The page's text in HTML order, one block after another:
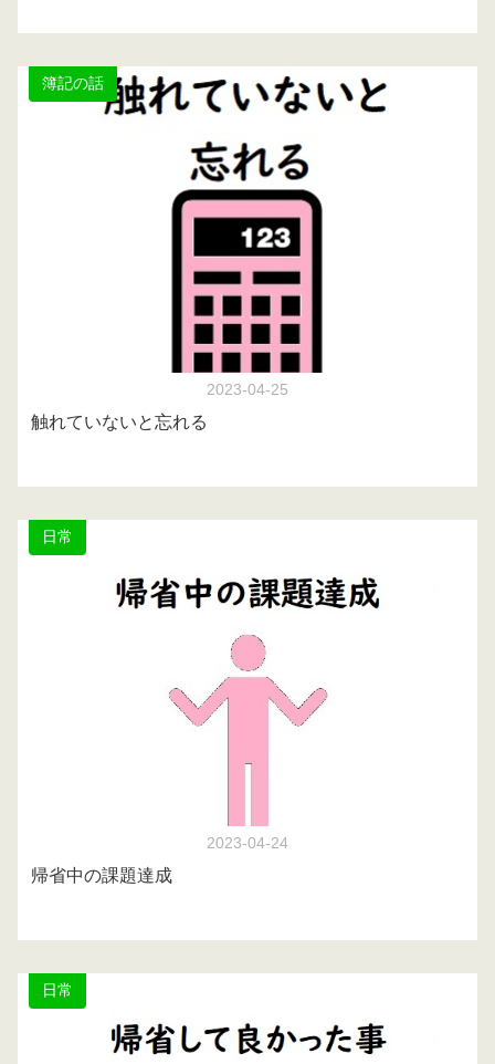
簿記の話
2023-04-25
触れていないと忘れる
日常
2023-04-24
帰省中の課題達成
日常